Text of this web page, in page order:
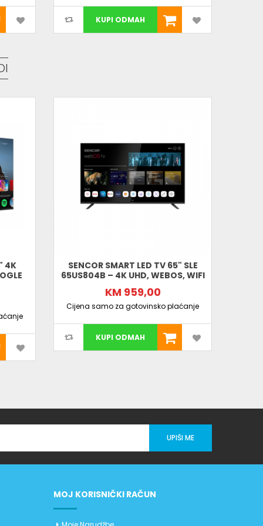
KUPI ODMAH
4K
SENCOR SMART LED TV 65" SLE
65US804B – 4K UHD, WEBOS, WIFI
KM 959,00
Cijena samo za gotovinsko plaćanje
KUPI ODMAH
UPIŠI ME
MOJ KORISNIČKI RAČUN